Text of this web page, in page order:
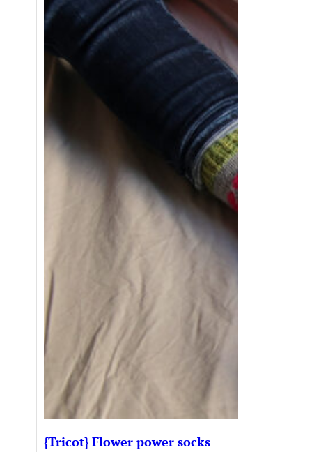
{Tricot} Flower power socks